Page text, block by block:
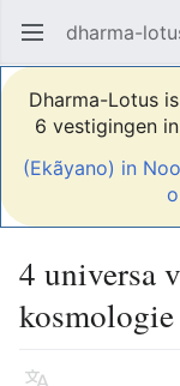
Hoofdmenu openen dharma-
Dharma-Lotus
6 vestigingen
(Ekãyano) in
4 universa
kosmologie